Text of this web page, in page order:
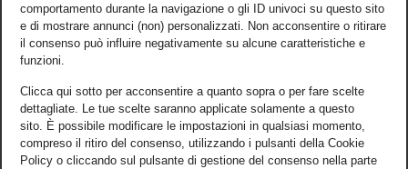
comportamento durante la navigazione o gli ID univoci su questo sito
e di mostrare annunci (non) personalizzati. Non acconsentire o ritirare
il consenso può influire negativamente su alcune caratteristiche e
funzioni.
Clicca qui sotto per acconsentire a quanto sopra o per fare scelte
dettagliate. Le tue scelte saranno applicate solamente a questo
sito. È possibile modificare le impostazioni in qualsiasi momento,
compreso il ritiro del consenso, utilizzando i pulsanti della Cookie
Policy o cliccando sul pulsante di gestione del consenso nella parte